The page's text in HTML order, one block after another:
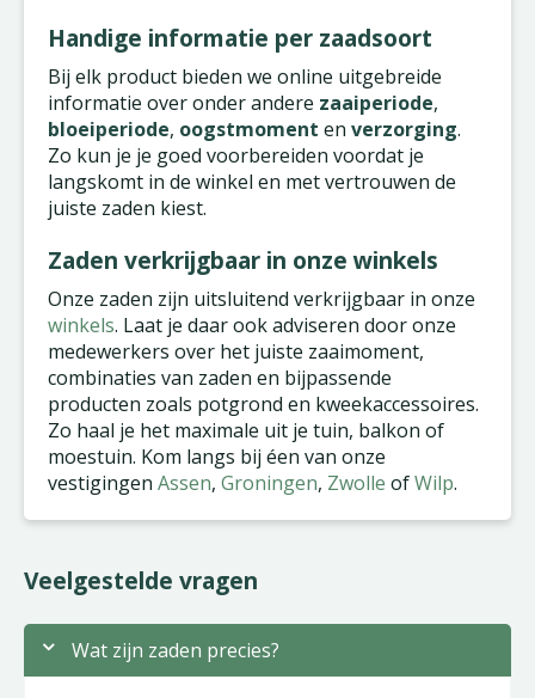
Handige informatie per zaadsoort
Bij elk product bieden we online uitgebreide
informatie over onder andere zaaiperiode,
bloeiperiode, oogstmoment en verzorging.
Zo kun je je goed voorbereiden voordat je
langskomt in de winkel en met vertrouwen de
juiste zaden kiest.
Zaden verkrijgbaar in onze winkels
Onze zaden zijn uitsluitend verkrijgbaar in onze
winkels. Laat je daar ook adviseren door onze
medewerkers over het juiste zaaimoment,
combinaties van zaden en bijpassende
producten zoals potgrond en kweekaccessoires.
Zo haal je het maximale uit je tuin, balkon of
moestuin. Kom langs bij éen van onze
vestigingen Assen, Groningen, Zwolle ofWilp.
Veelgestelde vragen
Wat zijn zaden precies?